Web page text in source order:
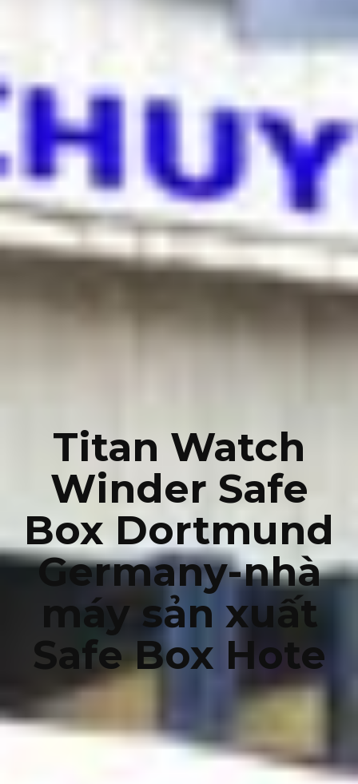
Titan Watch
Winder Safe
Box Dortmund
Germany-nhà
máy sản xuất
Safe Box Hote